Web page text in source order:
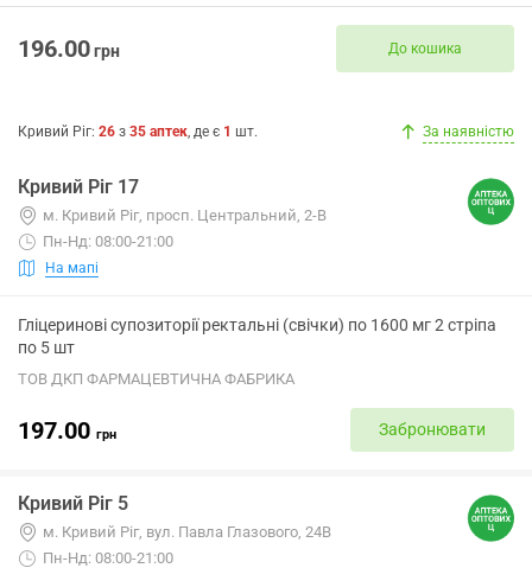
196.00грн До кошика
Кривий Ріг: 26 з 35 аптек, де є 1 шт. За наявністю
Кривий Ріг 17
м. Кривий Ріг, просп. Центральний, 2-В
Пн-Нд: 08:00-21:00
На мапі
Гліцеринові супозиторії ректальні (свічки) по 1600 мг 2 стріпа
по 5 шт
ТОВ ДКП ФАРМАЦЕВТИЧНА ФАБРИКА
197.00 грн Забронювати
Кривий Ріг 5
м. Кривий Ріг, вул. Павла Глазового, 24В
Пн-Нд: 08:00-21:00